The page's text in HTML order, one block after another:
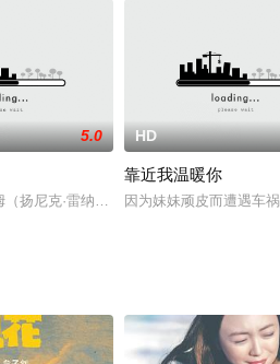
5.0
（扬尼克·雷纳 Yannick Renier 饰）开车
HD
靠近我温暖你
因为妹妹顽皮而遭遇车